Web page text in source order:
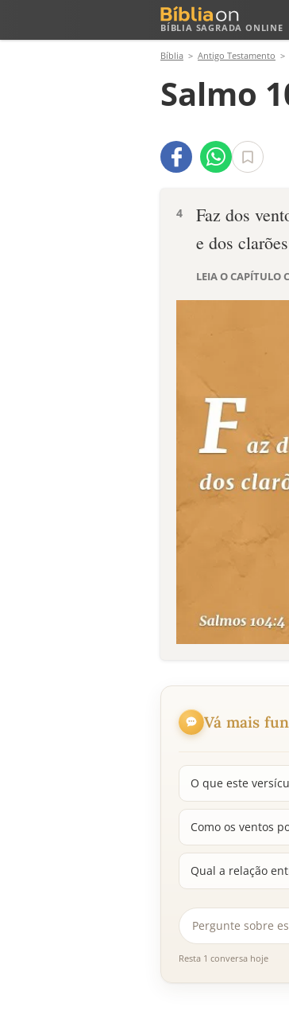
BÍBLIA SAGRADA ONLINE
Bíblia Antigo Testamento
Salmo
4
Faz dos
e dos
LEIA O CAPÍTULO
Vá mais
O que este
Como os ventos
Qual a relação
Resta 1 conversa hoje